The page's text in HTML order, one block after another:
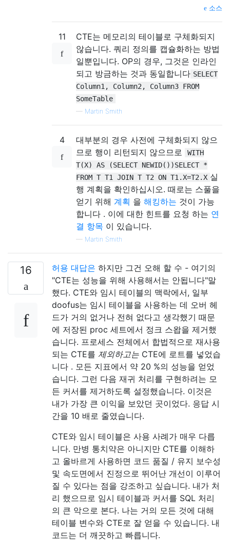
소스
11
CTE는 메모리의 테이블로 구체화되지
않습니다. 쿼리 정의를 캡슐화하는 방법
일뿐입니다. OP의 경우, 그것은 인라인
되고 방금하는 것과 동일합니다 SELECT
Column1, Column2, Column3 FROM
SomeTable
— Martin Smith
4
대부분의 경우 사전에 구체화되지 않으
므로 행이 리턴되지 않으므로
WITH
T(X) AS (SELECT NEWID())SELECT *
FROM T T1 JOIN T T2 ON T1.X=T2.X 실
행 계획을 확인하십시오. 때로는 스풀을
얻기 위해 계획 을 해킹하는 것이 가능
합니다 . 이에 대한 힌트를 요청 하는 연
결 항목 이 있습니다.
— Martin Smith
16 허용 대답은 하지만 그건 오해 할 수 - 여기의
"CTE는 성능을 위해 사용해서는 안됩니다"말
했다. CTE와 임시 테이블의 맥락에서, 일부
doofus는 임시 테이블을 사용하는 데 오버 헤
드가 거의 없거나 전혀 없다고 생각했기 때문
에 저장된 proc 세트에서 정크 스왑을 제거했
습니다. 프로세스 전체에서 합법적으로 재사용
되는 CTE를 제외하고는 CTE에 로트를 넣었습
니다 . 모든 지표에서 약 20 %의 성능을 얻었
습니다. 그런 다음 재귀 처리를 구현하려는 모
든 커서를 제거하도록 설정했습니다. 이것은
내가 가장 큰 이익을 보았던 곳이었다. 응답 시
간을 10 배로 줄였습니다.
CTE와 임시 테이블은 사용 사례가 매우 다릅
니다. 만병 통치약은 아니지만 CTE를 이해하
고 올바르게 사용하면 코드 품질 / 유지 보수성
및 속도면에서 진정으로 뛰어난 개선이 이루어
질 수 있다는 점을 강조하고 싶습니다. 내가 처
리 했으므로 임시 테이블과 커서를 SQL 처리
의 큰 악으로 본다. 나는 거의 모든 것에 대해
테이블 ​​변수와 CTE로 잘 얻을 수 있습니다. 내
코드는 더 깨끗하고 빠릅니다.